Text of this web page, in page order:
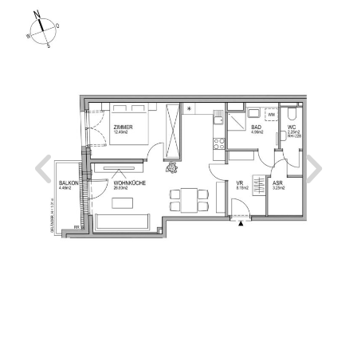
Dusche und Waschmaschinenanschluss sowie ein
getrenntes WC mit Handwaschbecken und ein
Abstellraum vervollständigen die Wohnung. Für ein
Außenbeschattung. Ergänzt wird der Wohnkomfort durch
hochwertige 3-fach isolierte Holz-Alu-Fenster, die Ruhe im
Innenraum schaffen.
Ein Garagenstellplatz kann, je nach Verfügbarkeit, optional
erworben werden.
Jeder Wohnung ist ein eigener Einlagerungsraum
zugewiesen.
GEHOBENE AUSSTATTUNG: